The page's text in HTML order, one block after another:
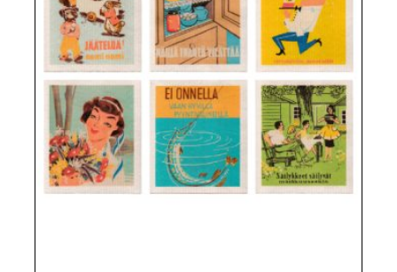
muunnelma.
Voit
tehdä
valinnat
tuotteen
sivulla.